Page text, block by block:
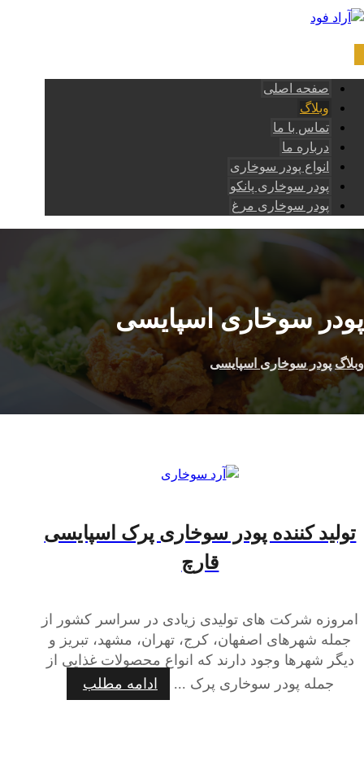
صفحه اصلی
وبلاگ
تماس با ما
درباره ما
انواع پودر سوخاری
پودر سوخاری پانکو
پودر سوخاری مرغ
پودر سوخاری اسپایسی
وبلاگ پودر سوخاری اسپایسی
تولید کننده پودر سوخاری پرک اسپایسی
قارچ
امروزه شرکت های تولیدی زیادی در سراسر کشور از
جمله شهرهای اصفهان، کرج، تهران، مشهد، تبریز و
دیگر شهرها وجود دارند که انواع محصولات غذایی از
جمله پودر سوخاری پرک ...
ادامه مطلب